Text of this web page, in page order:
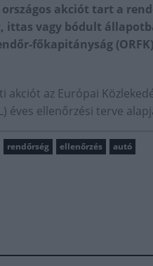
akciót tart a
ittas vagy bódult
főkapitányság
akciót az Európai
éves ellenőrzési terve
rendőrség ellenőrzés autó